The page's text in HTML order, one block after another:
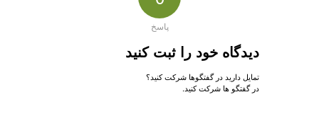
پاسخ
دیدگاه خود را ثبت کنید
تمایل دارید در گفتگوها شرکت کنید؟
در گفتگو ها شرکت کنید.